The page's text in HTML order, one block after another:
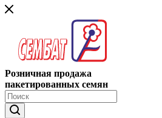
Розничная продажа
пакетированных семян